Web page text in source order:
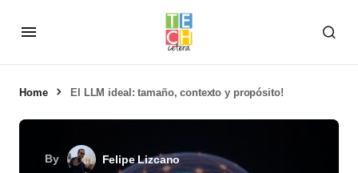
Home El LLM ideal: tamaño, contexto y propósito!
By
Felipe Lizcano